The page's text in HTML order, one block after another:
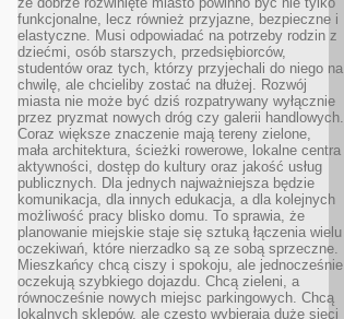
funkcjonalne, lecz również przyjazne, bezpieczne i
elastyczne. Musi odpowiadać na potrzeby rodzin z
dziećmi, osób starszych, przedsiębiorców,
studentów oraz tych, którzy przyjechali do niego na
chwilę, ale chcieliby zostać na dłużej. Rozwój
miasta nie może być dziś rozpatrywany wyłącznie
przez pryzmat nowych dróg czy galerii handlowych.
Coraz większe znaczenie mają tereny zielone,
mała architektura, ścieżki rowerowe, lokalne centra
aktywności, dostęp do kultury oraz jakość usług
publicznych. Dla jednych najważniejsza będzie
komunikacja, dla innych edukacja, a dla kolejnych
możliwość pracy blisko domu. To sprawia, że
planowanie miejskie staje się sztuką łączenia wielu
oczekiwań, które nierzadko są ze sobą sprzeczne.
Mieszkańcy chcą ciszy i spokoju, ale jednocześnie
oczekują szybkiego dojazdu. Chcą zieleni, a
równocześnie nowych miejsc parkingowych. Chcą
lokalnych sklepów, ale często wybierają duże sieci